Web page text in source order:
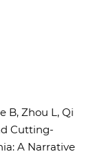
B, Zhou L, Qi
Cutting-
A Narrative